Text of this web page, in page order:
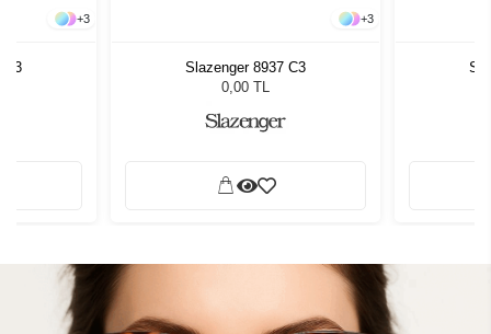
+3
C3
+3
Slazenger 8937 C3
0,00 TL